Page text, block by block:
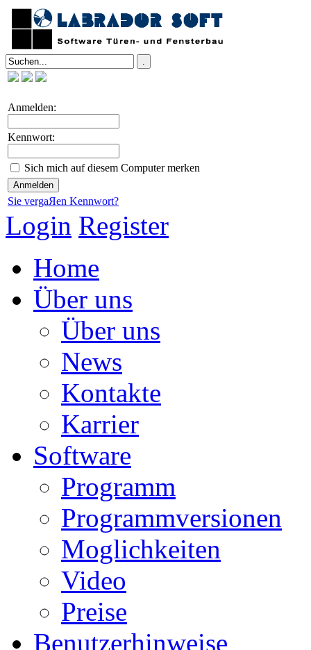
Anmelden:
Kennwort:
Sich mich auf diesem Computer merken
Sie vergaЯen Kennwort?
Login Register
Home
Über uns
Über uns
News
Kontakte
Karrier
Software
Programm
Programmversionen
Moglichkeiten
Video
Preise
Benutzerhinweise